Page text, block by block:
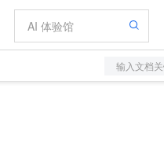
输入文档
AI 场景体验
配置报价器
基础软件
产品伙伴合作计划
阿里云认证
市场活动